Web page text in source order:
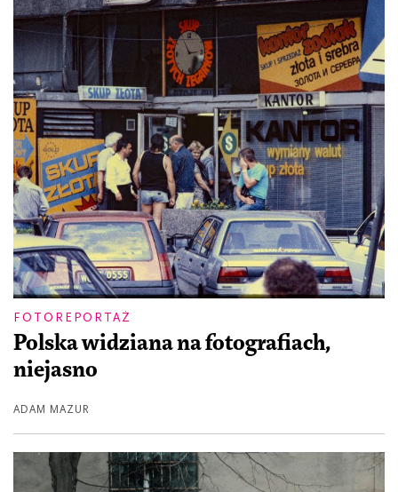
FOTOREPORTAŻ
Polska widziana na fotografiach,
niejasno
ADAM MAZUR